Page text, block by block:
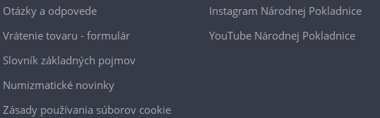
Otázky a odpovede
Vrátenie tovaru - formulár
Slovník základných pojmov
Numizmatické novinky
Zásady používania súborov cookie
Instagram Národnej Pokladnice
YouTube Národnej Pokladnice